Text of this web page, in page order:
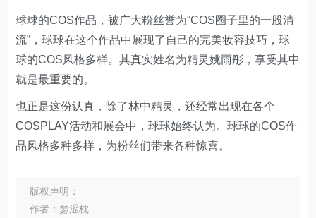
球球的COS作品，被广大粉丝誉为“COS圈子里的一股清
流”，球球在这个作品中展现了自己的完美妆容技巧，球
球的COS风格多样。其真实姓名为精灵姚雨彤，享受其中
就是最重要的。
也正是这份认真，除了林中精灵，还经常出现在各个
COSPLAY活动和展会中，球球始终认为。球球的COS作
品风格多种多样，为粉丝们带来各种惊喜。
版权声明：
作者：瑟涩枕